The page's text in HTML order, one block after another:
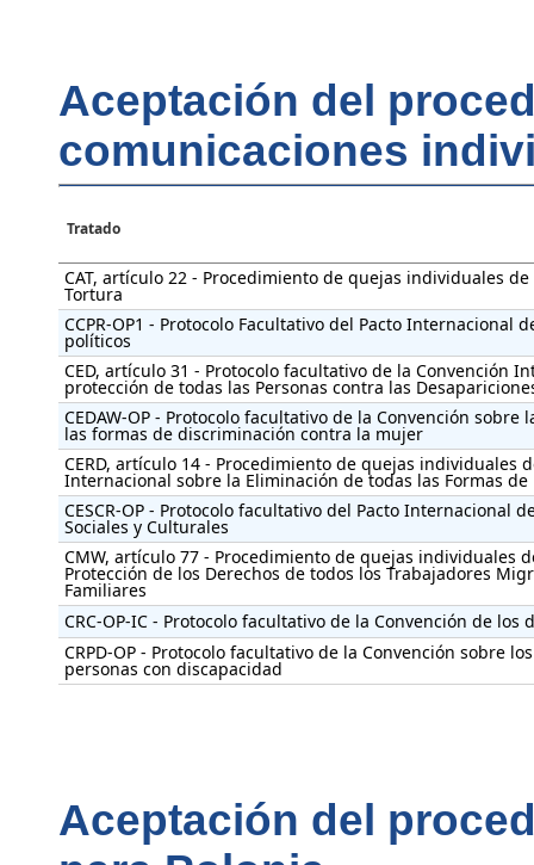
Aceptación del
comunicaciones
Tratado
CAT, artículo 22 - Procedimiento de quejas individuales
Tortura
CCPR-OP1 - Protocolo Facultativo del Pacto Internacional
políticos
CED, artículo 31 - Protocolo facultativo de la Convención
protección de todas las Personas contra las
CEDAW-OP - Protocolo facultativo de la Convención
las formas de discriminación contra la mujer
CERD, artículo 14 - Procedimiento de quejas individuales
Internacional sobre la Eliminación de todas las Formas
CESCR-OP - Protocolo facultativo del Pacto Internacional
Sociales y Culturales
CMW, artículo 77 - Procedimiento de quejas individuales
Protección de los Derechos de todos los Trabajadores
Familiares
CRC-OP-IC - Protocolo facultativo de la Convención de los
CRPD-OP - Protocolo facultativo de la Convención sobre
personas con discapacidad
Aceptación del